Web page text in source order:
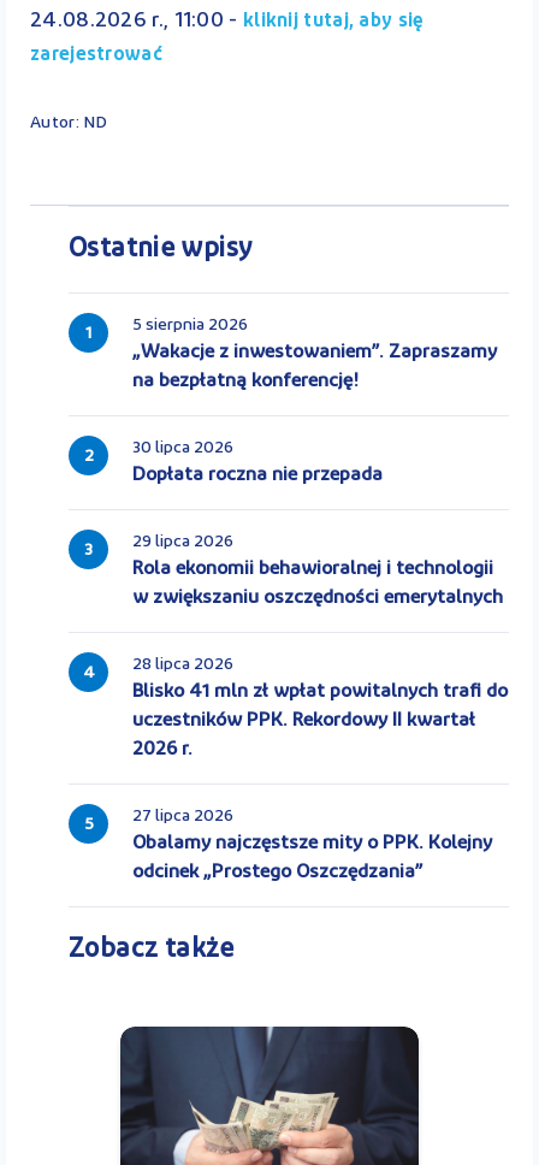
24.08.2026 r., 11:00 - kliknij tutaj, aby się
zarejestrować
Autor: ND
Ostatnie wpisy
1 5 sierpnia 2026
„Wakacje z inwestowaniem”. Zapraszamy
na bezpłatną konferencję!
2 30 lipca 2026
Dopłata roczna nie przepada
3 29 lipca 2026
Rola ekonomii behawioralnej i technologii
w zwiększaniu oszczędności emerytalnych
4 28 lipca 2026
Blisko 41 mln zł wpłat powitalnych trafi do
uczestników PPK. Rekordowy II kwartał
2026 r.
5 27 lipca 2026
Obalamy najczęstsze mity o PPK. Kolejny
odcinek „Prostego Oszczędzania”
Zobacz także